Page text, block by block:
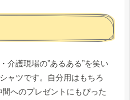
介護現場の”あるある”を笑い
ャツです。自分用はもちろ
へのプレゼントにもぴった